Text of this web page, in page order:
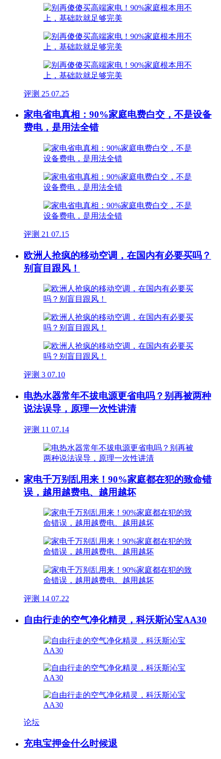
评测 25 07.25
家电省电真相：90%家庭电费白交，不是设备
费电，是用法全错
评测 21 07.15
欧洲人抢疯的移动空调，在国内有必要买吗？
别盲目跟风！
评测 3 07.10
电热水器常年不拔电源更省电吗？别再被两种
说法误导，原理一次性讲清
评测 11 07.14
家电千万别乱用来！90%家庭都在犯的致命错
误，越用越费电、越用越坏
评测 14 07.22
自由行走的空气净化精灵，科沃斯沁宝AA30
论坛
充电宝押金什么时候退